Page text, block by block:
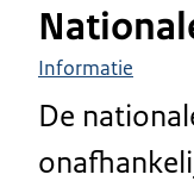
Informatie
De